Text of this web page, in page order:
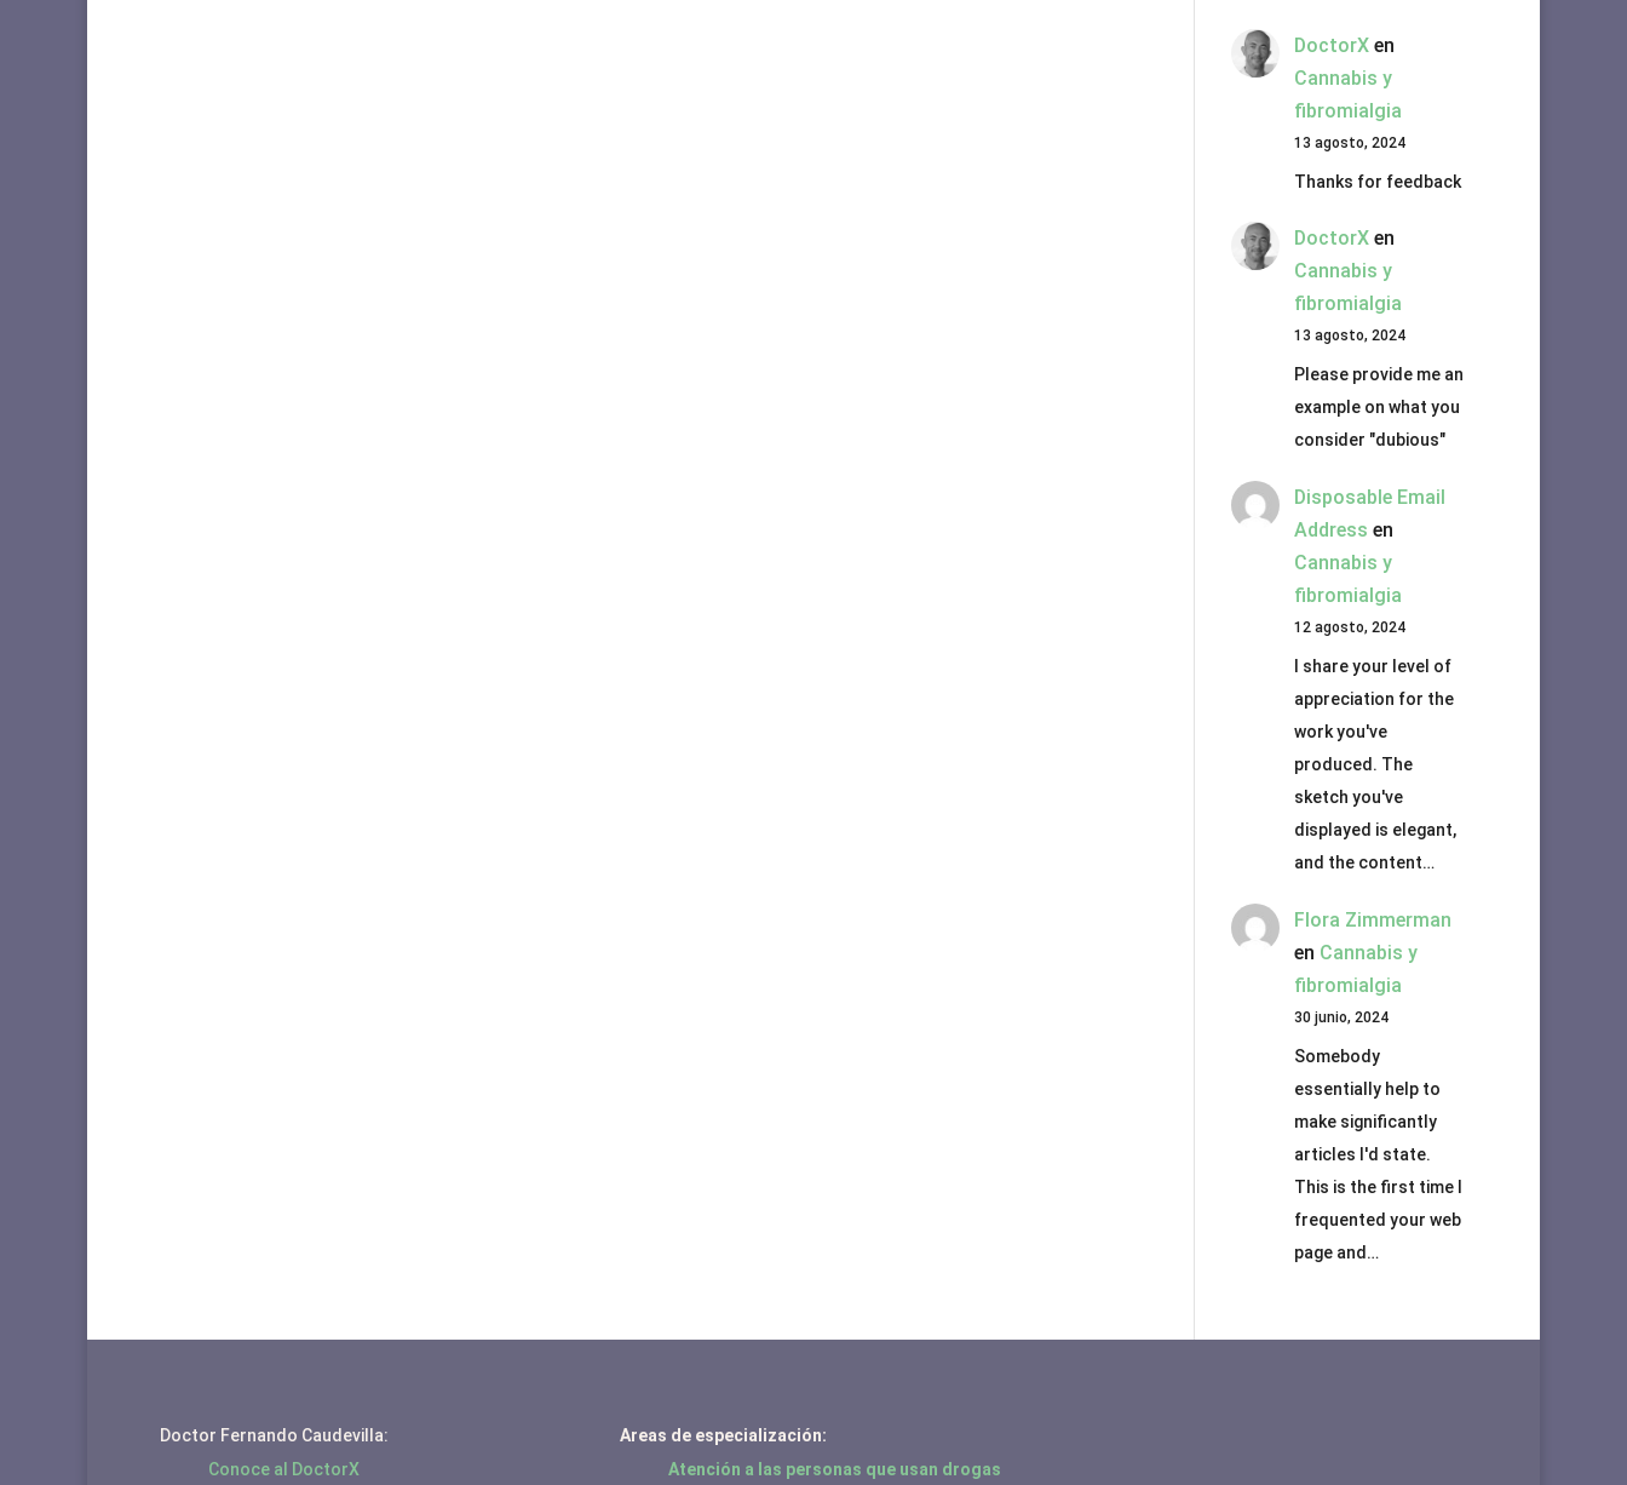
DoctorXen
Cannabis y
fibromialgia
13 agosto, 2024
Thanks for feedback
DoctorXen
Cannabis y
fibromialgia
13 agosto, 2024
Please provide me an
example on what you
consider "dubious"
Disposable Email
Address en
Cannabis y
fibromialgia
12 agosto, 2024
I share your level of
appreciation for the
work you've
produced. The
sketch you've
displayed is elegant,
and the content…
Flora Zimmerman
en Cannabis y
fibromialgia
30 junio, 2024
Somebody
essentially help to
make significantly
articles I'd state.
This is the first time I
frequented your web
page and…
Doctor Fernando Caudevilla:
Conoce al DoctorX
Areas de especialización:
Atención a las personas que usan drogas